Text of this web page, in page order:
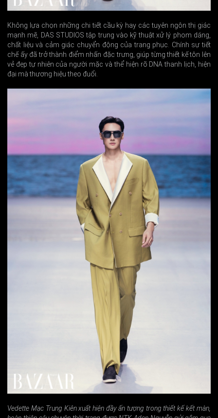
Không lựa chọn những chi tiết cầu kỳ hay các tuyên ngôn thị giác
mạnh mẽ, DAS STUDIOS tập trung vào kỹ thuật xử lý phom dáng,
chất liệu và cảm giác chuyển động của trang phục. Chính sự tiết
chế ấy đã trở thành điểm nhấn đặc trưng, giúp từng thiết kế tôn lên
vẻ đẹp tự nhiên của người mặc và thể hiện rõ DNA thanh lịch, hiện
đại mà thương hiệu theo đuổi.
Vedette Mạc Trung Kiên xuất hiện đầy ấn tượng trong thiết kế kết màn,